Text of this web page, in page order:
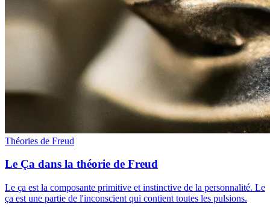
Théories de Freud
Le Ça dans la théorie de Freud
Le ça est la composante primitive et instinctive de la personnalité. Le
ça est une partie de l'inconscient qui contient toutes les pulsions.